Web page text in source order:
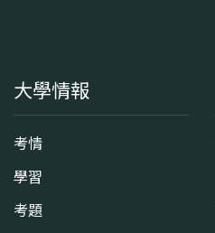
大學情報
考情
學習
考題